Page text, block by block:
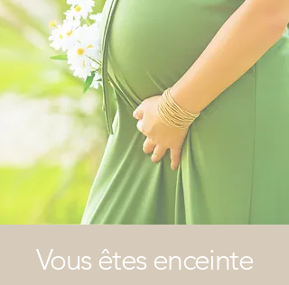
Vous êtes enceinte